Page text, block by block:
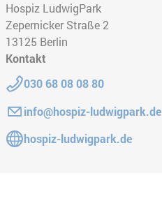
Hospiz LudwigPark
Zepernicker Straße 2
13125 Berlin
Kontakt
Telefon:
030 68 08 08 80
E-Mail:info@hospiz-ludwigpark.de
Gehe zur Website:
hospiz-ludwigpark.de